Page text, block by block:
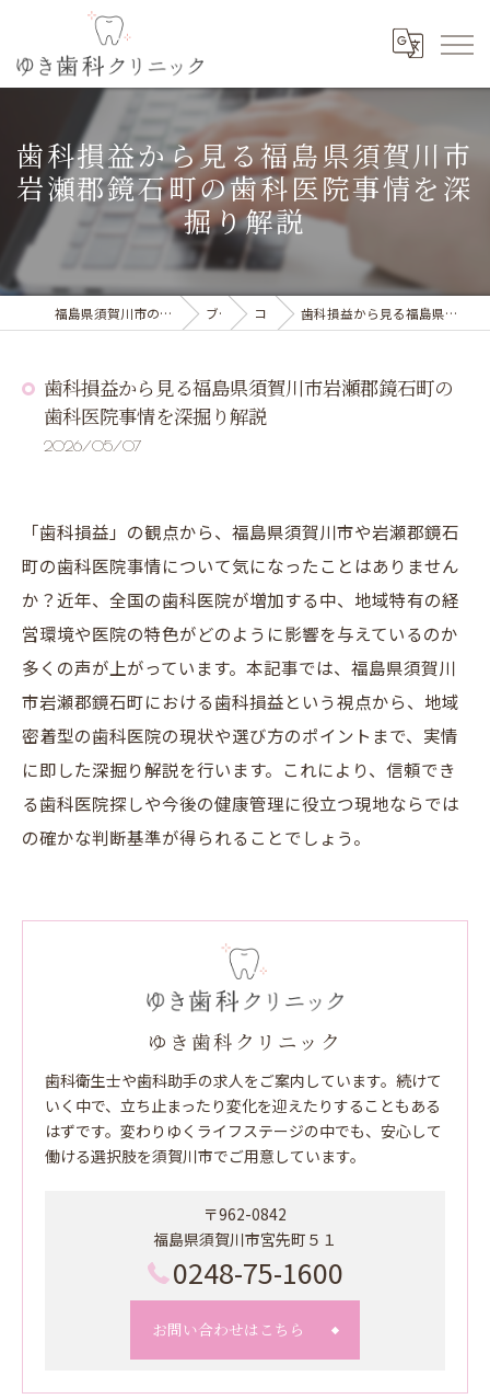
歯科損益から見る福島県須賀川市
岩瀬郡鏡石町の歯科医院事情を深
掘り解説
福島県須賀川市の歯科の求人ならゆき歯科クリニック ブログ コラム 歯科損益から見る福島県須賀川市岩瀬郡鏡石町の歯科医院事情を深掘り解説
歯科損益から見る福島県須賀川市岩瀬郡鏡石町の
歯科医院事情を深掘り解説
2026/05/07
「歯科損益」の観点から、福島県須賀川市や岩瀬郡鏡石
町の歯科医院事情について気になったことはありません
か？近年、全国の歯科医院が増加する中、地域特有の経
営環境や医院の特色がどのように影響を与えているのか
多くの声が上がっています。本記事では、福島県須賀川
市岩瀬郡鏡石町における歯科損益という視点から、地域
密着型の歯科医院の現状や選び方のポイントまで、実情
に即した深掘り解説を行います。これにより、信頼でき
る歯科医院探しや今後の健康管理に役立つ現地ならでは
の確かな判断基準が得られることでしょう。
ゆき歯科クリニック
歯科衛生士や歯科助手の求人をご案内しています。続けて
いく中で、立ち止まったり変化を迎えたりすることもある
はずです。変わりゆくライフステージの中でも、安心して
働ける選択肢を須賀川市でご用意しています。
〒962-0842
福島県須賀川市宮先町５１
0248-75-1600
お問い合わせはこちら